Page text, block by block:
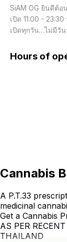
SiAM OG ยินดีต้อ
เปิด 11:00 - 23:30
เปิดทุกวัน…ไม่มีวัน
Hours of
Cannabis
A P.T.33
medicinal
Get a Cannabis
AS PER
THAILAND